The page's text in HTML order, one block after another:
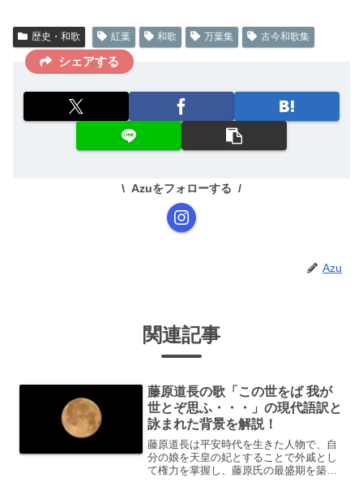
歴史・和歌 紅葉 和歌 万葉集 古今和歌集
シェアする
Azuをフォローする
Azu
関連記事
藤原道長の歌「この世をば 我が
世とぞ思ふ・・・」の現代語訳と
詠まれた背景を解説！
藤原道長は平安時代を生きた人物で、自
分の娘を天皇の妃とすることで外戚とし
て権力を掌握し、藤原氏の最盛期を築き